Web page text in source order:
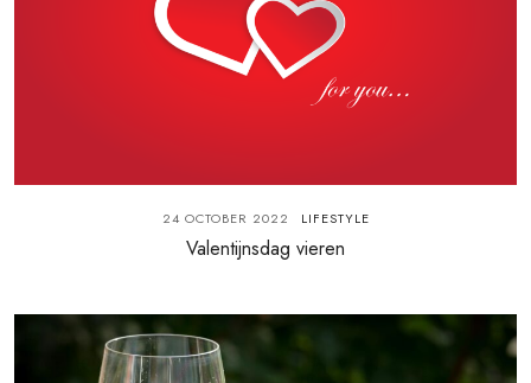
24 OCTOBER 2022 LIFESTYLE
Valentijnsdag vieren